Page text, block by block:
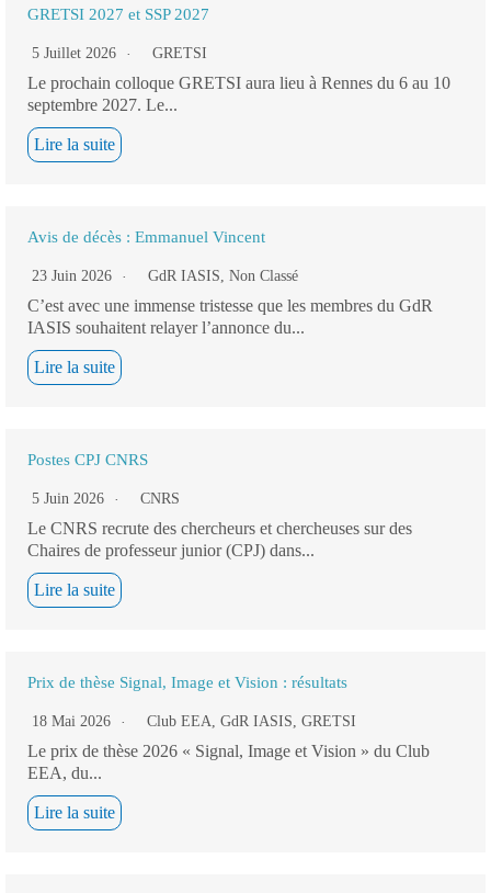
GRETSI 2027 et SSP 2027
5 Juillet 2026 GRETSI
Le prochain colloque GRETSI aura lieu à Rennes du 6 au 10
septembre 2027. Le...
Lire la suite
Avis de décès : Emmanuel Vincent
23 Juin 2026 GdR IASIS, Non Classé
C’est avec une immense tristesse que les membres du GdR
IASIS souhaitent relayer l’annonce du...
Lire la suite
Postes CPJ CNRS
5 Juin 2026 CNRS
Le CNRS recrute des chercheurs et chercheuses sur des
Chaires de professeur junior (CPJ) dans...
Lire la suite
Prix de thèse Signal, Image et Vision : résultats
18 Mai 2026 Club EEA, GdR IASIS, GRETSI
Le prix de thèse 2026 « Signal, Image et Vision » du Club
EEA, du...
Lire la suite